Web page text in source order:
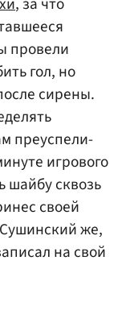
провели
гол, но
сирены.
преуспели-
игрового
шайбу сквозь
своей
же,
на свой